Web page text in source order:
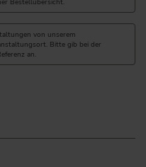
Bestellübersicht.
von unserem
Bitte gib bei der
an.